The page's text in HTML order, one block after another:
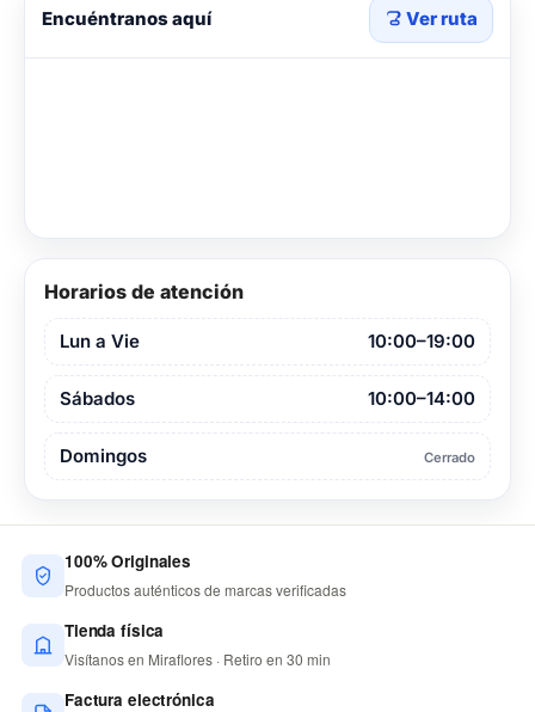
Encuéntranos aquí Ver ruta
Horarios de atención
Lun a Vie 10:00–19:00
Sábados 10:00–14:00
Domingos Cerrado
100% Originales
Productos auténticos de marcas verificadas
Tienda física
Visítanos en Miraflores · Retiro en 30 min
Factura electrónica